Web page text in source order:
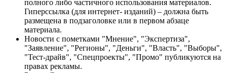
полного либо частичного использования материалов.
Гиперссылка (для интернет- изданий) – должна быть
размещена в подзаголовке или в первом абзаце
материала.
Новости с пометками "Мнение", "Экспертиза",
"Заявление", "Регионы", "Деньги", "Власть", "Выборы",
"Тест-драйв", "Спецпроекты", "Промо" публикуются на
правах рекламы.